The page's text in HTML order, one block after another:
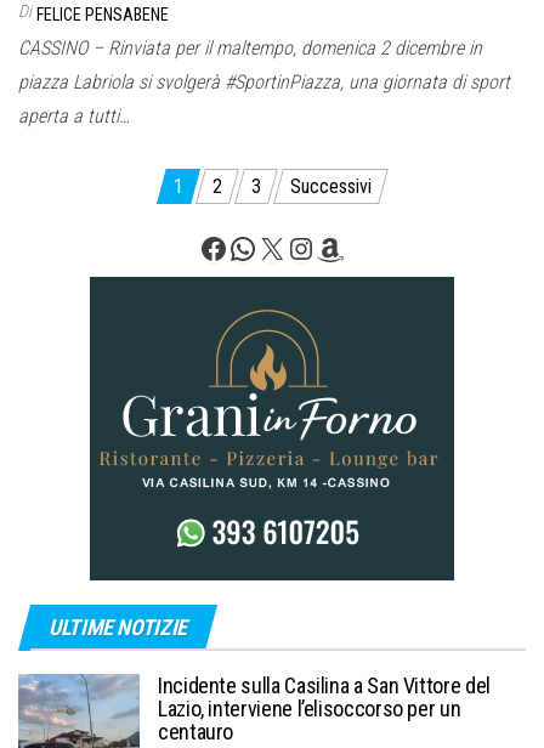
Di FELICE PENSABENE
CASSINO – Rinviata per il maltempo, domenica 2 dicembre in
piazza Labriola si svolgerà #SportinPiazza, una giornata di sport
aperta a tutti…
Paginazione
articoli
1 2 3 Successivi
Facebook
WhatsApp
X Instagram
Amazon
ULTIME NOTIZIE
Incidente sulla Casilina a San Vittore del
Lazio, interviene l’elisoccorso per un
centauro